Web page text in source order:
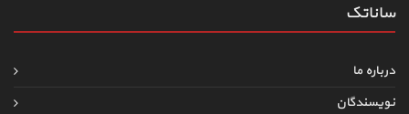
ساناتک
درباره ما
نویسندگان